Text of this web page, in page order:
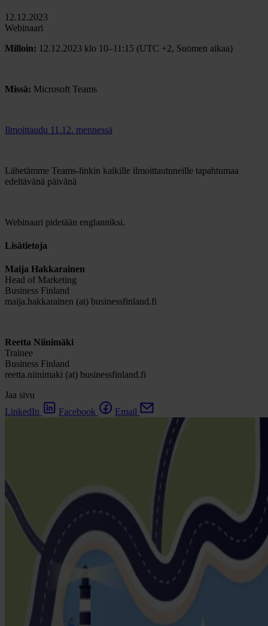
12.12.2023
Webinaari
Milloin: 12.12.2023 klo 10–11:15 (UTC +2, Suomen aikaa)
Missä: Microsoft Teams
Ilmoittaudu 11.12. mennessä
Lähetämme Teams-linkin kaikille ilmoittautuneille tapahtumaa
edeltävänä päivänä
Webinaari pidetään englanniksi.
Lisätietoja
Maija Hakkarainen
Head of Marketing
Business Finland
maija.hakkarainen (at) businessfinland.fi
Reetta Niinimäki
Trainee
Business Finland
reetta.niinimaki (at) businessfinland.fi
Jaa sivu
LinkedIn
Facebook Email